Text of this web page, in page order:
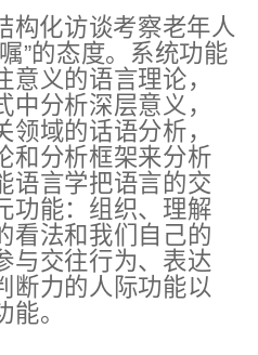
构化访谈考察老年人
”的态度。系统功能
义的语言理论，
分析深层意义，
领域的话语分析，
和分析框架来分析
语言学把语言的交
功能：组织、理解
看法和我们自己的
与交往行为、表达
断力的人际功能以
。